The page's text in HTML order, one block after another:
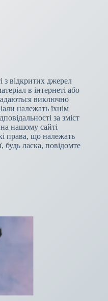
з відкритих джерел
в інтернеті або
виключно
належать їхнім
за зміст
нашому сайті
права, що належать
будь ласка, повідомте